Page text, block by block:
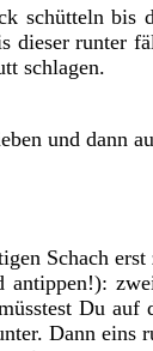
schütteln
dieser runter
schlagen.
und dann
Schach
antippen!):
Du
Dann